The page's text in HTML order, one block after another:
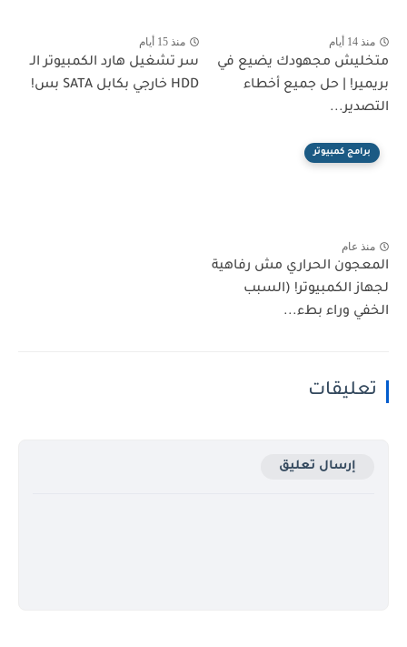
منذ 14 أيام
متخليش مجهودك يضيع في
بريمير! | حل جميع أخطاء
التصدير...
منذ 15 أيام
سر تشغيل هارد الكمبيوتر الـ
HDD خارجي بكابل SATA بس!
برامج كمبيوتر
منذ عام
المعجون الحراري مش رفاهية
لجهاز الكمبيوتر! (السبب
الخفي وراء بطء...
تعليقات
إرسال تعليق